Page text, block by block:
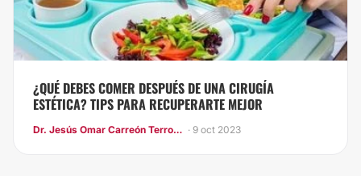
¿QUÉ DEBES COMER DESPUÉS DE UNA CIRUGÍA
ESTÉTICA? TIPS PARA RECUPERARTE MEJOR
Dr. Jesús Omar Carreón Terrones · 9 oct 2023